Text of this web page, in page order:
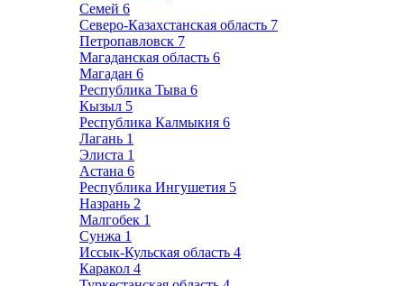
Семей 6
Северо-Казахстанская область 7
Петропавловск 7
Магаданская область 6
Магадан 6
Республика Тыва 6
Кызыл 5
Республика Калмыкия 6
Лагань 1
Элиста 1
Астана 6
Республика Ингушетия 5
Назрань 2
Малгобек 1
Сунжа 1
Иссык-Кульская область 4
Каракол 4